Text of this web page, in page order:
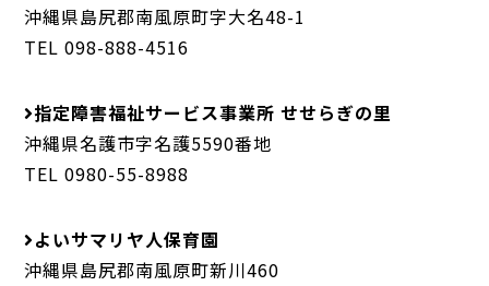
沖縄県島尻郡南風原町字大名48-1
TEL 098-888-4516
指定障害福祉サービス事業所 せせらぎの里
沖縄県名護市字名護5590番地
TEL 0980-55-8988
よいサマリヤ人保育園
沖縄県島尻郡南風原町新川460